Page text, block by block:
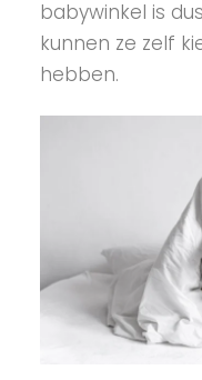
babywinkel is
kunnen ze zelf
hebben.